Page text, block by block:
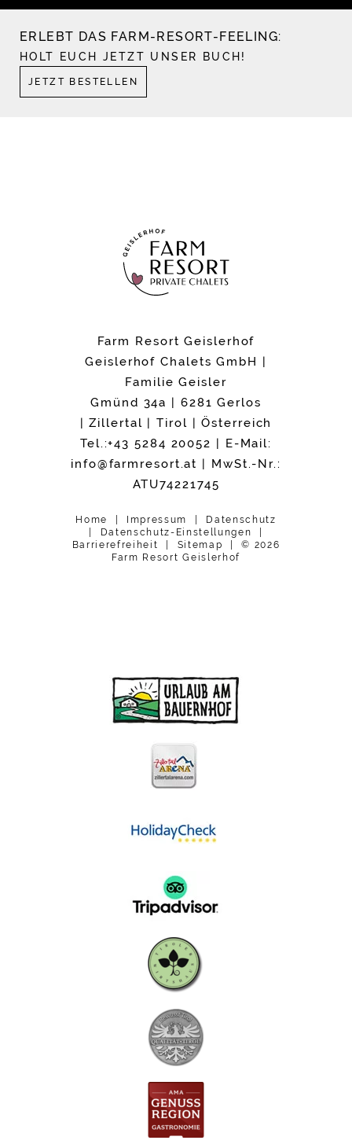
ERLEBT DAS FARM-RESORT-FEELING:
HOLT EUCH JETZT UNSER BUCH!
JETZT BESTELLEN
Farm Resort Geislerhof
Geislerhof Chalets GmbH |
Familie Geisler
Gmünd 34a | 6281 Gerlos
| Zillertal | Tirol | Österreich
Tel.:+43 5284 20052 | E-Mail:
info@farmresort.at | MwSt.-Nr.:
ATU74221745
Home Impressum
Datenschutz
Datenschutz-Einstellungen
Barrierefreiheit
Sitemap
© 2026
Farm Resort Geislerhof